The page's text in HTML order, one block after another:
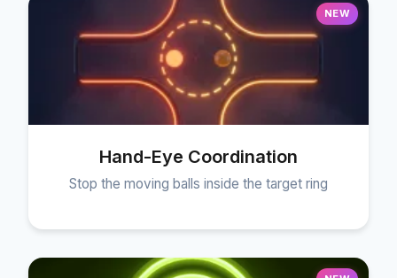
NEW
Hand-Eye Coordination
Stop the moving balls inside the target ring